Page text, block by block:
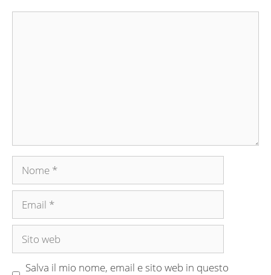
Nome
Email
Sito
Salva il mio nome, email e sito web in questo